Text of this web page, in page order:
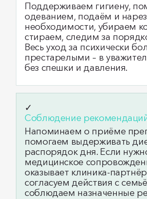
Поддерживаем гигиену,
одеванием, подаём и
необходимости, убираем
стираем, следим за
Весь уход за психически
престарелыми – в
без спешки и давления.
✓
Соблюдение
Напоминаем о приёме
помогаем выдерживать
распорядок дня. Если
медицинское
оказывает
согласуем действия с
соблюдаем назначенные